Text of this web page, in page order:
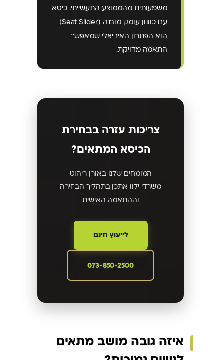
משמעותית מהממוצע התעשייתי. כיסא
עם כוונון עומק מובנה (Seat Slider)
הוא הפתרון האידיאלי שמאפשר
התאמה מדויקת.
צריכות עזרה בבחירת
הכיסא המתאים?
המומחים שלנו באורן ריהוט
משרדי ילוו אתכן בתהליך הבחירה
וההתאמה האישית
לייעוץ חינם
073-850-2500
איזה גובה מושב מתאים